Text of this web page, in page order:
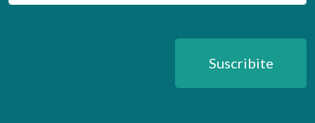
Suscribite